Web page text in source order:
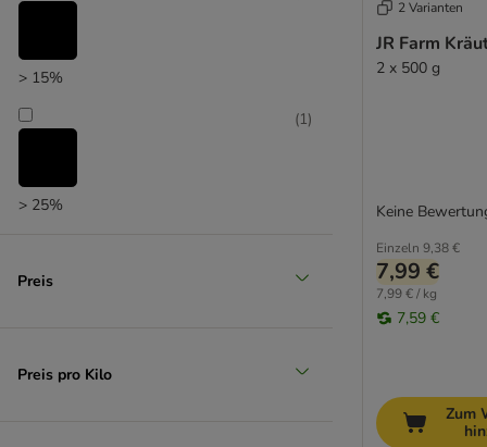
> 15%
> 25%
(1)
Preis
Preis pro Kilo
2 Varianten
JR Farm
2 x 500 g
Einzeln 9,38 €
7,99 €
7,99 € / kg
7,59 €
Keine
Zum